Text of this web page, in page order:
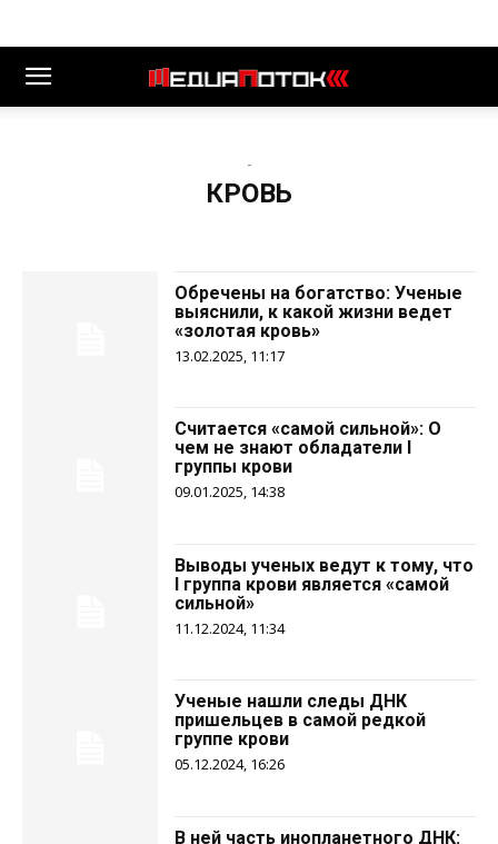
-
КРОВЬ
Обречены на богатство: Ученые
выяснили, к какой жизни ведет
«золотая кровь»
13.02.2025, 11:17
Считается «самой сильной»: О
чем не знают обладатели I
группы крови
09.01.2025, 14:38
Выводы ученых ведут к тому, что
I группа крови является «самой
сильной»
11.12.2024, 11:34
Ученые нашли следы ДНК
пришельцев в самой редкой
группе крови
05.12.2024, 16:26
В ней часть инопланетного ДНК: